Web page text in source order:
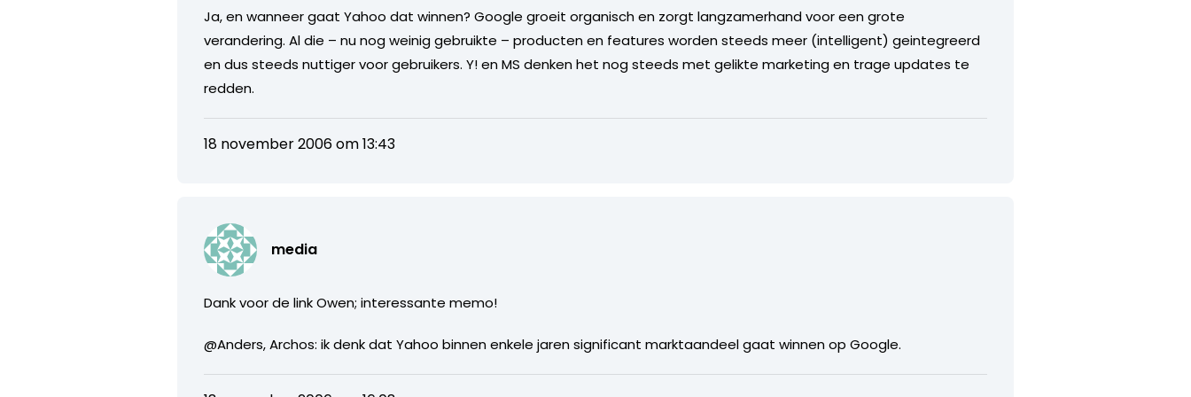
Ja, en wanneer gaat Yahoo dat winnen? Google groeit organisch en zorgt langzamerhand voor een grote
verandering. Al die – nu nog weinig gebruikte – producten en features worden steeds meer (intelligent) geintegreerd
en dus steeds nuttiger voor gebruikers. Y! en MS denken het nog steeds met gelikte marketing en trage updates te
redden.
18 november 2006 om 13:43
media
Dank voor de link Owen; interessante memo!
@Anders, Archos: ik denk dat Yahoo binnen enkele jaren significant marktaandeel gaat winnen op Google.